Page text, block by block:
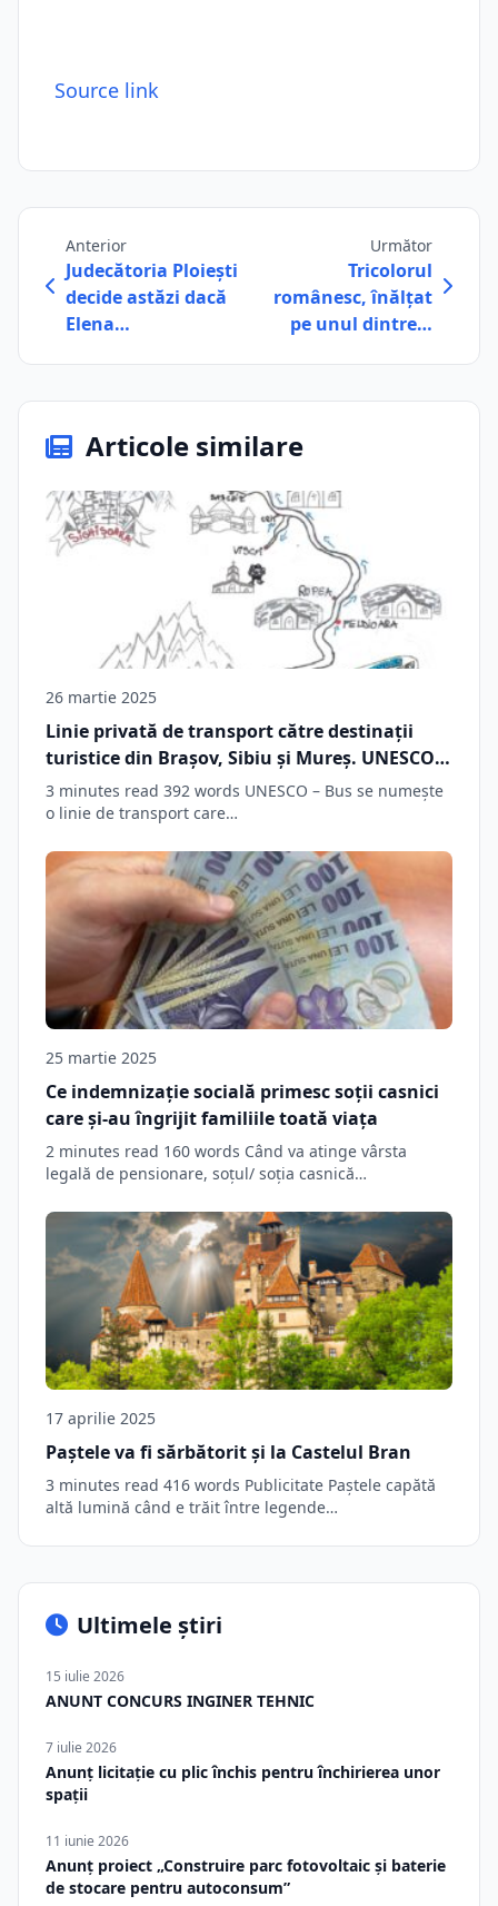
Source link
Anterior
Judecătoria Ploiești
decide astăzi dacă
Elena…
Următor
Tricolorul
românesc, înălțat
pe unul dintre…
Articole similare
26 martie 2025
Linie privată de transport către destinații
turistice din Brașov, Sibiu și Mureș. UNESCO –
Bus, alternativă pentru turiștii care nu vor să
conducă
3 minutes read 392 words UNESCO – Bus se numește
o linie de transport care…
25 martie 2025
Ce indemnizație socială primesc soţii casnici
care şi-au îngrijit familiile toată viaţa
2 minutes read 160 words Când va atinge vârsta
legală de pensionare, soțul/ soția casnică…
17 aprilie 2025
Paștele va fi sărbătorit şi la Castelul Bran
3 minutes read 416 words Publicitate Paștele capătă
altă lumină când e trăit între legende…
Ultimele știri
15 iulie 2026
ANUNT CONCURS INGINER TEHNIC
7 iulie 2026
Anunț licitație cu plic închis pentru închirierea unor
spații
11 iunie 2026
Anunț proiect „Construire parc fotovoltaic și baterie
de stocare pentru autoconsum”